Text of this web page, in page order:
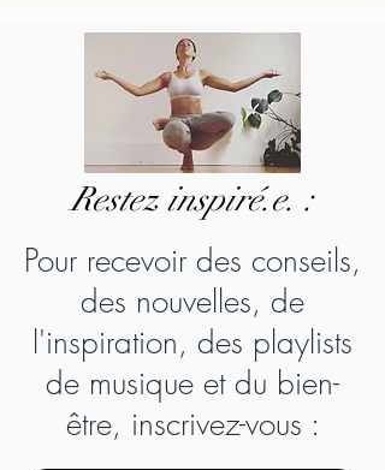
Restez inspiré.e. :
Pour recevoir des conseils,
des nouvelles, de
l'inspiration, des playlists
de musique et du bien-
être, inscrivez-vous :